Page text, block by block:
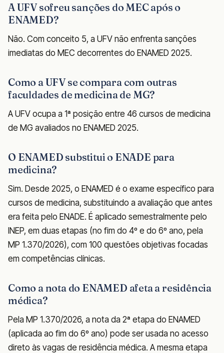
A UFV sofreu sanções do MEC após o
ENAMED?
Não. Com conceito 5, a UFV não enfrenta sanções
imediatas do MEC decorrentes do ENAMED 2025.
Como a UFV se compara com outras
faculdades de medicina de MG?
A UFV ocupa a 1ª posição entre 46 cursos de medicina
de MG avaliados no ENAMED 2025.
O ENAMED substitui o ENADE para
medicina?
Sim. Desde 2025, o ENAMED é o exame específico para
cursos de medicina, substituindo a avaliação que antes
era feita pelo ENADE. É aplicado semestralmente pelo
INEP, em duas etapas (no fim do 4º e do 6º ano, pela
MP 1.370/2026), com 100 questões objetivas focadas
em competências clínicas.
Como a nota do ENAMED afeta a residência
médica?
Pela MP 1.370/2026, a nota da 2ª etapa do ENAMED
(aplicada ao fim do 6º ano) pode ser usada no acesso
direto às vagas de residência médica. A mesma etapa